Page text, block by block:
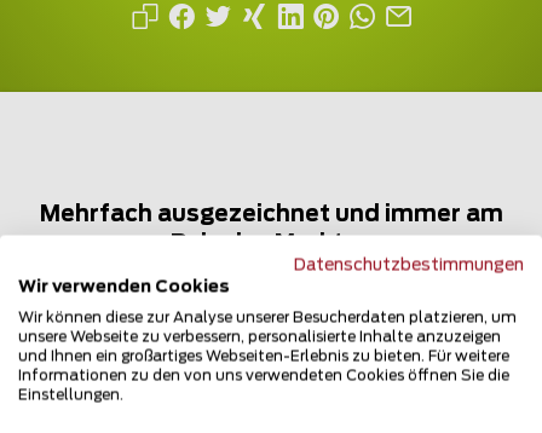
Mehrfach ausgezeichnet und immer am
Datenschutzbestimmungen
Wir verwenden Cookies
Wir können diese zur Analyse unserer Besucherdaten platzieren, um
unsere Webseite zu verbessern, personalisierte Inhalte anzuzeigen
und Ihnen ein großartiges Webseiten-Erlebnis zu bieten. Für weitere
Informationen zu den von uns verwendeten Cookies öffnen Sie die
Einstellungen.